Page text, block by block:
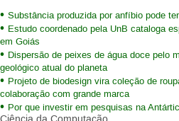
Substância produzida por anfíbio pode
Estudo coordenado pela UnB cataloga
em Goiás
Dispersão de peixes de água doce pelo
geológico atual do planeta
Projeto de biodesign vira coleção de
colaboração com grande marca
Por que investir em pesquisas na